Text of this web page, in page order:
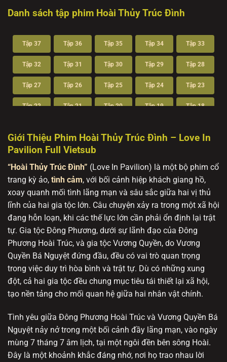
Danh sách tập phim Hoài Thủy Trúc Đình
Tập 37 Tập 36 Tập 35 Tập 34 Tập 33
Tập 32 Tập 31 Tập 30 Tập 29 Tập 28
Tập 27 Tập 26 Tập 25 Tập 24 Tập 23
Tập 22 Tập 21 Tập 20 Tập 19 Tập 18
Tập 12 Tập 11
Tập 7 Tập 6 Tập 5 Tập 4 Tập 3
Tập 1
Giới Thiệu Phim Hoài Thủy Trúc Đình – Love In
Pavilion Full Vietsub
“Hoài Thủy Trúc Đình” (Love In Pavilion) là một bộ phim cổ
trang kỳ ảo, tình cảm, với bối cảnh hiệp khách giang hồ,
xoay quanh mối tình lãng mạn và sâu sắc giữa hai vị thủ
lĩnh của hai gia tộc lớn. Câu chuyện xảy ra trong một xã hội
đang hỗn loạn, khi các thế lực lớn cần phải ổn định lại trật
tự. Gia tộc Đông Phương, dưới sự lãnh đạo của Đông
Phương Hoài Trúc, và gia tộc Vương Quyền, do Vương
Quyền Bá Nguyệt đứng đầu, đều có vai trò quan trọng
trong việc duy trì hòa bình và trật tự. Dù có những xung
đột, cả hai gia tộc đều chung mục tiêu tái thiết lại xã hội,
tạo nền tảng cho mối quan hệ giữa hai nhân vật chính.
Tình yêu giữa Đông Phương Hoài Trúc và Vương Quyền Bá
Nguyệt nảy nở trong một bối cảnh đầy lãng mạn, vào ngày
mùng 7 tháng 7 âm lịch, tại một ngôi đền bên sông Hoài.
Đây là một khoảnh khắc đáng nhớ, nơi họ trao nhau lời